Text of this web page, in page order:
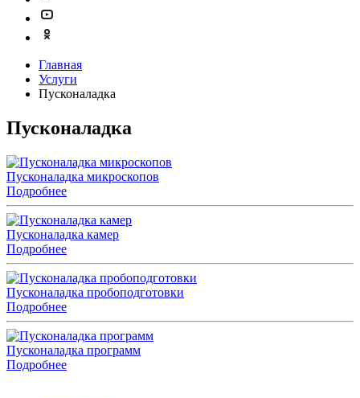
Главная
Услуги
Пусконаладка
Пусконаладка
Пусконаладка микроскопов
Подробнее
Пусконаладка камер
Подробнее
Пусконаладка пробоподготовки
Подробнее
Пусконаладка программ
Подробнее